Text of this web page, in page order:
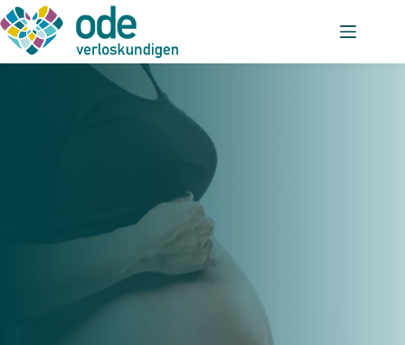
Ga
naar
de
inhoud